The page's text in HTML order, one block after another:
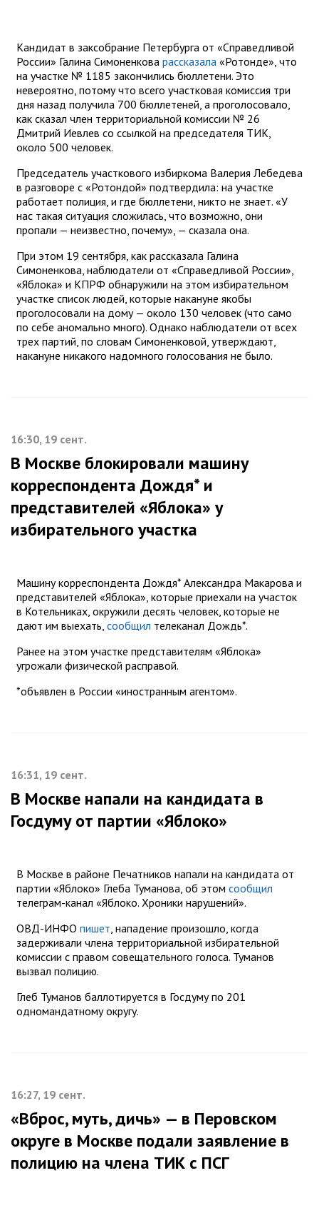
Кандидат в заксобрание Петербурга от «Справедливой
России» Галина Симоненкова рассказала «Ротонде», что
на участке № 1185 закончились бюллетени. Это
невероятно, потому что всего участковая комиссия три
дня назад получила 700 бюллетеней, а проголосовало,
как сказал член территориальной комиссии № 26
Дмитрий Иевлев со ссылкой на председателя ТИК,
около 500 человек.
Председатель участкового избиркома Валерия Лебедева
в разговоре с «Ротондой» подтвердила: на участке
работает полиция, и где бюллетени, никто не знает. «У
нас такая ситуация сложилась, что возможно, они
пропали — неизвестно, почему», — сказала она.
При этом 19 сентября, как рассказала Галина
Симоненкова, наблюдатели от «Справедливой России»,
«Яблока» и КПРФ обнаружили на этом избирательном
участке список людей, которые накануне якобы
проголосовали на дому — около 130 человек (что само
по себе аномально много). Однако наблюдатели от всех
трех партий, по словам Симоненковой, утверждают,
накануне никакого надомного голосования не было.
16:30, 19 сент.
В Москве блокировали машину
корреспондента Дождя* и
представителей «Яблока» у
избирательного участка
Машину корреспондента Дождя* Александра Макарова и
представителей «Яблока», которые приехали на участок
в Котельниках, окружили десять человек, которые не
дают им выехать, сообщил телеканал Дождь*.
Ранее на этом участке представителям «Яблока»
угрожали физической расправой.
*объявлен в России «иностранным агентом».
16:31, 19 сент.
В Москве напали на кандидата в
Госдуму от партии «Яблоко»
В Москве в районе Печатников напали на кандидата от
партии «Яблоко» Глеба Туманова, об этом сообщил
телеграм-канал «Яблоко. Хроники нарушений».
ОВД-ИНФО пишет, нападение произошло, когда
задерживали члена территориальной избирательной
комиссии с правом совещательного голоса. Туманов
вызвал полицию.
Глеб Туманов баллотируется в Госдуму по 201
одномандатному округу.
16:27, 19 сент.
«Вброс, муть, дичь» — в Перовском
округе в Москве подали заявление в
полицию на члена ТИК с ПСГ